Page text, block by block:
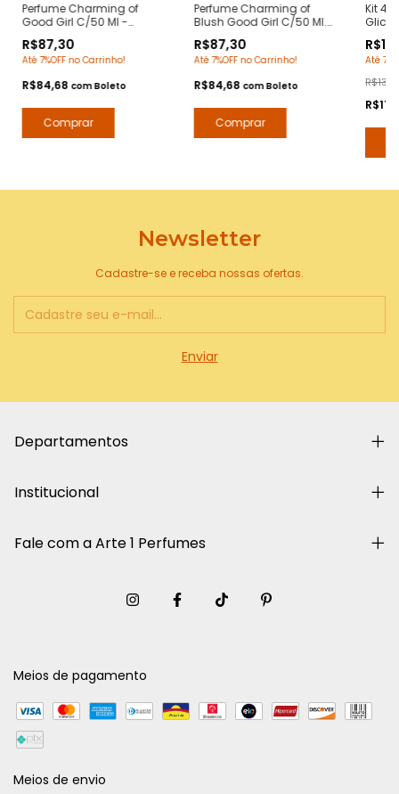
Perfume Charming of
Good Girl C/50 Ml -
Herrera - Contratipos
Premium - Arte 1 Perfumes
R$87,30
Até 7%OFF no Carrinho!
R$84,68 comBoleto
Perfume Charming of
Blush Good Girl C/50 Ml.
Contratipos Premium -
Arte 1 Perfumes
R$87,30
Até 7%OFF no Carrinho!
R$84,68 comBoleto
Kit 4
Até
Newsletter
Cadastre-se e receba nossas ofertas.
Departamentos
Institucional
Fale com a Arte 1 Perfumes
Meios de pagamento
Meios de envio